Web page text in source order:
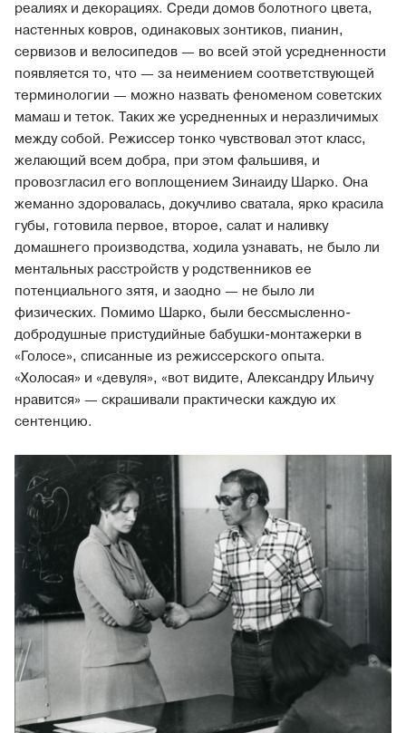
реалиях и декорациях. Среди домов болотного цвета,
настенных ковров, одинаковых зонтиков, пианин,
сервизов и велосипедов — во всей этой усредненности
появляется то, что — за неимением соответствующей
терминологии — можно назвать феноменом советских
мамаш и теток. Таких же усредненных и неразличимых
между собой. Режиссер тонко чувствовал этот класс,
желающий всем добра, при этом фальшивя, и
провозгласил его воплощением Зинаиду Шарко. Она
жеманно здоровалась, докучливо сватала, ярко красила
губы, готовила первое, второе, салат и наливку
домашнего производства, ходила узнавать, не было ли
ментальных расстройств у родственников ее
потенциального зятя, и заодно — не было ли
физических. Помимо Шарко, были бессмысленно-
добродушные пристудийные бабушки-монтажерки в
«Голосе», списанные из режиссерского опыта.
«Холосая» и «девуля», «вот видите, Александру Ильичу
нравится» — скрашивали практически каждую их
сентенцию.